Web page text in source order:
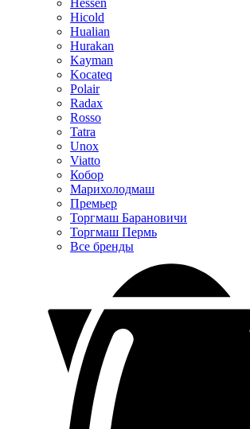
Hessen
Hicold
Hualian
Hurakan
Kayman
Kocateq
Polair
Radax
Rosso
Tatra
Unox
Viatto
Кобор
Марихолодмаш
Премьер
Торгмаш Барановичи
Торгмаш Пермь
Все бренды